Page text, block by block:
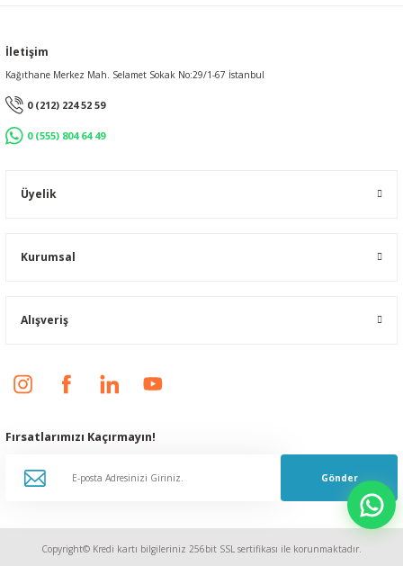
İletişim
Kağıthane Merkez Mah. Selamet Sokak No:29/1-67 İstanbul
0 (212) 224 52 59
0 (555) 804 64 49
Üyelik
Kurumsal
Alışveriş
Fırsatlarımızı Kaçırmayın!
Gönder
Copyright© Kredi kartı bilgileriniz 256bit SSL sertifikası ile korunmaktadır.